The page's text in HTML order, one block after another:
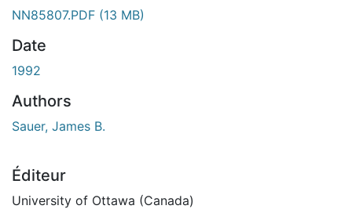
NN85807.PDF (13 MB)
Date
1992
Authors
Sauer, James B.
Éditeur
University of Ottawa (Canada)